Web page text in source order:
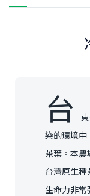
台
染的環境中
茶葉。本
台灣原生
生命力非